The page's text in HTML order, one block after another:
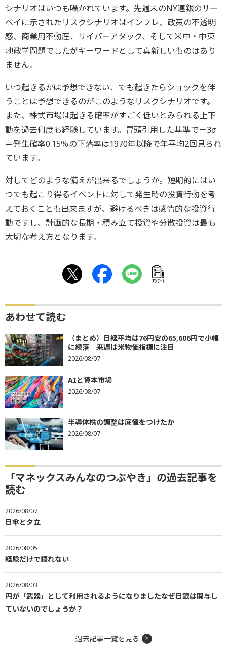
シナリオはいつも囁かれています。先週末のNY連銀のサー
ベイに示されたリスクシナリオはインフレ、政策の不透明
感、商業用不動産、サイバーアタック、そして米中・中東
地政学問題でしたがキーワードとして真新しいものはあり
ません。
いつ起きるかは予想できない、でも起きたらショックを伴
うことは予想できるのがこのようなリスクシナリオです。
また、株式市場は起きる確率がすごく低いとみられる上下
動を過去何度も経験しています。冒頭引用した基準で－3σ
＝発生確率0.15％の下落率は1970年以降で年平均2回見られ
ています。
対してどのような備えが出来るでしょうか。短期的にはい
つでも起こり得るイベントに対して発生時の投資行動を考
えておくことも出来ますが、避けるべきは感情的な投資行
動ですし、計画的な長期・積み立て投資や分散投資は最も
大切な考え方となります。
ｱﾝｹｰﾄ
あわせて読む
（まとめ）日経平均は76円安の65,606円で小幅
に続落 来週は米物価指標に注目
2026/08/07
AIと資本市場
2026/08/07
半導体株の調整は底値をつけたか
2026/08/07
「マネックスみんなのつぶやき」の過去記事を
読む
2026/08/07
日傘と夕立
2026/08/05
経験だけで語れない
2026/08/03
円が「武器」として利用されるようになりました――なぜ日銀は関与し
ていないのでしょうか？
過去記事一覧を見る